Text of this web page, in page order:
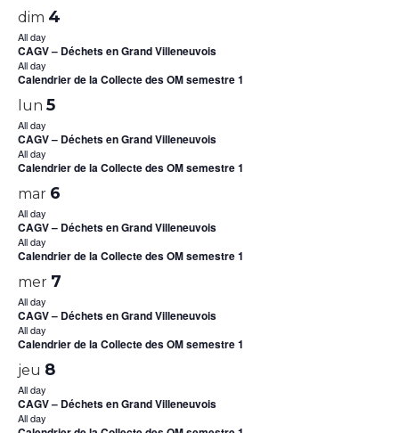
dim 4
All day
CAGV – Déchets en Grand Villeneuvois
All day
Calendrier de la Collecte des OM semestre 1
lun 5
All day
CAGV – Déchets en Grand Villeneuvois
All day
Calendrier de la Collecte des OM semestre 1
mar 6
All day
CAGV – Déchets en Grand Villeneuvois
All day
Calendrier de la Collecte des OM semestre 1
mer 7
All day
CAGV – Déchets en Grand Villeneuvois
All day
Calendrier de la Collecte des OM semestre 1
jeu 8
All day
CAGV – Déchets en Grand Villeneuvois
All day